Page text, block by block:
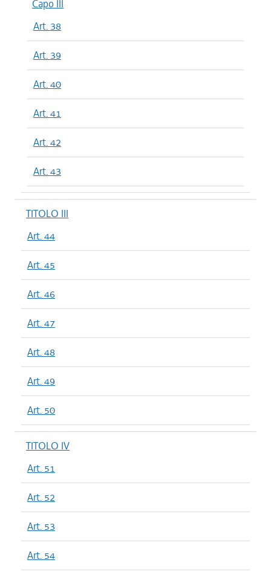
Capo III
Art. 38
Art. 39
Art. 40
Art. 41
Art. 42
Art. 43
TITOLO III
Art. 44
Art. 45
Art. 46
Art. 47
Art. 48
Art. 49
Art. 50
TITOLO IV
Art. 51
Art. 52
Art. 53
Art. 54